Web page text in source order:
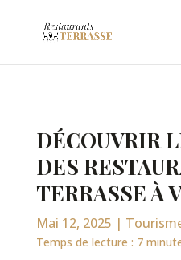
DÉCOUVRIR
DES
TERRASSE À
Mai 12, 2025 |
Temps de lecture : 7